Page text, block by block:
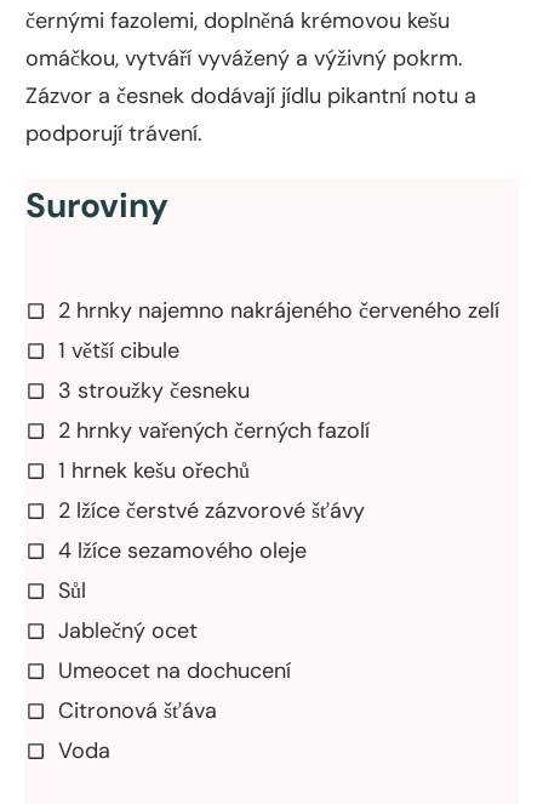
černými fazolemi, doplněná krémovou kešu
omáčkou, vytváří vyvážený a výživný pokrm.
Zázvor a česnek dodávají jídlu pikantní notu a
podporují trávení.
Suroviny
2 hrnky najemno nakrájeného červeného zelí
1 větší cibule
3 stroužky česneku
2 hrnky vařených černých fazolí
1 hrnek kešu ořechů
2 lžíce čerstvé zázvorové šťávy
4 lžíce sezamového oleje
Sůl
Jablečný ocet
Umeocet na dochucení
Citronová šťáva
Voda